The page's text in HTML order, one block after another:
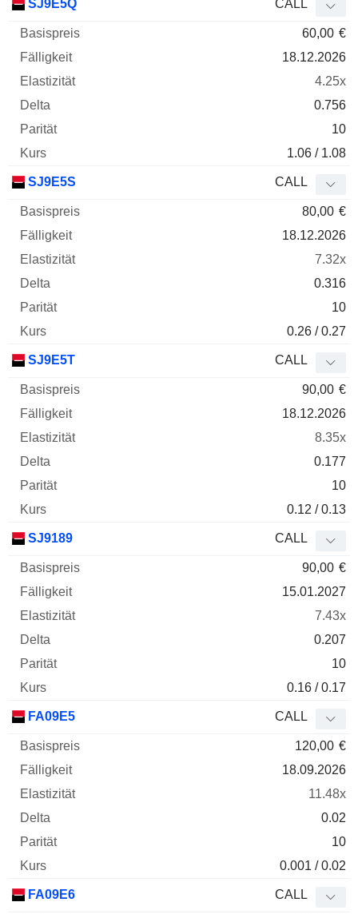
SJ9E5Q CALL
60,00 €
18.12.2026
4.25x
0.756
10
1.06 / 1.08
SJ9E5S CALL
80,00 €
18.12.2026
7.32x
0.316
10
0.26 / 0.27
SJ9E5T CALL
90,00 €
18.12.2026
8.35x
0.177
10
0.12 / 0.13
SJ9189 CALL
90,00 €
15.01.2027
7.43x
0.207
10
0.16 / 0.17
FA09E5 CALL
120,00 €
18.09.2026
11.48x
0.02
10
0.001 / 0.02
FA09E6 CALL